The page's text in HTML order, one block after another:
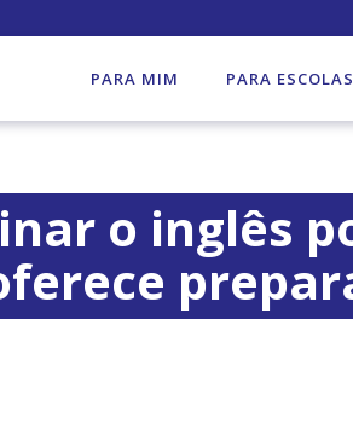
PARA MIM PARA ESCOLAS
o inglês